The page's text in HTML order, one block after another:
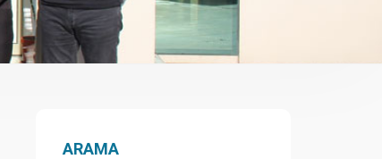
ARAMA